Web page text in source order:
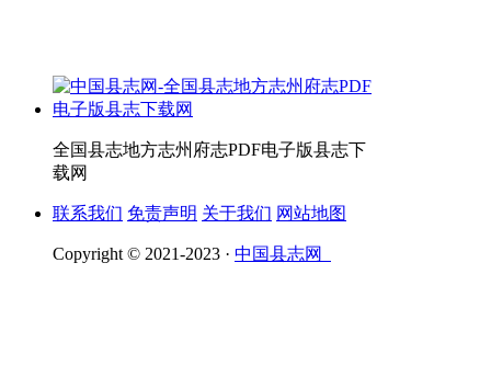
全国县志地方志州府志PDF电子版县志下
载网
联系我们 免责声明 关于我们 网站地图
Copyright © 2021-2023 · 中国县志网